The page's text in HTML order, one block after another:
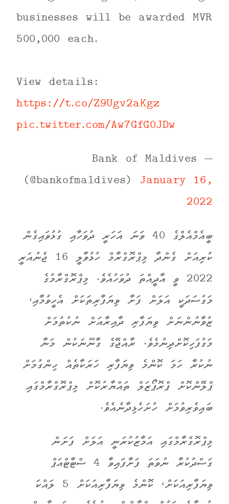
businesses will be awarded MVR
500,000 each.
View details:
https://t.co/Z9Ugv2aKgz
pic.twitter.com/Aw7GfG0JDw
— Bank of Maldives
(@bankofmaldives) January 16,
2022
ބީއެމްއެލްގެ 40 ވަނަ އަހަރީ ދުވަހާއި ގުޅުވައިގެން
ކުރިއަށް ގެންދާ މިޕްރޮގްރާމް ހުޅުވާލީ 16 ޖެނުއަރީ
2022 ވީ އާދީއްތަ ދުވަހުއެވެ. މިޕްރޮގްރާމުގެ
މަގުސަދަކީ އަލަށް ފަށާ ވިޔަފާރިތަކަށް އެހީވުމާއި،
ޒުވާނުންނަށް ވިޔަފާރި ދާއިރާއަށް ނުކުތުމަށް
މަގުފަހިކޮށްދިނުމެވެ. ރާއްޖޭގެ ގާނޫނަކުން މަނާ
ނުކުރާ ހަމަ ކޮންމެ ވިޔަފާރި ހަރަކާތެއް ހިންގުމަށް
ޕްލޭންކޮށް ޕްރޮޕޯޒަލް ތައްޔާރުކޮށް މިޕްރޮގްރާމްގައި
ބައިވެރިވުމަށް ހުށަހެޅިދާނެއެވެ.
މިޕްރޮގްރާމްގައި އަމާޒުކުރަނީ އަލަށް ފަށަން
ގަސްދުކުރާ ނުވަތަ ފަށާފައިވާ 4 ސްޓާޓްއަޕް
ވިޔަފާރިއަކަށް، ކޮންމެ ވިޔަފާރިއަކަށް 5 ލައްކަ